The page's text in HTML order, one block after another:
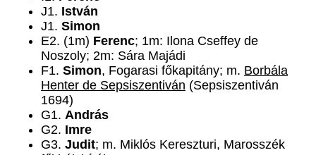
J1. István
J1. Simon
E2. (1m) Ferenc; 1m: Ilona Cseffey de
Noszoly; 2m: Sára Majádi
F1. Simon, Fogarasi főkapitány; m. Borbála
Henter de Sepsiszentiván (­Sepsiszentiván
1694)
G1. András
G2. Imre
G3. Judit; m. Miklós Kereszturi, Marosszék